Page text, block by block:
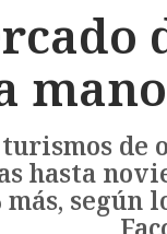
de
hasta
más, según